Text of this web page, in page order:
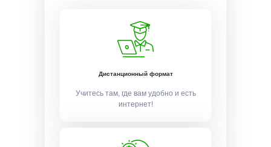
Дистанционный формат
Учитесь там, где вам удобно и есть
интернет!